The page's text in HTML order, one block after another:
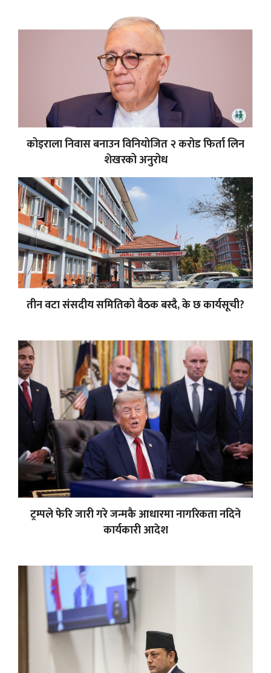
कोइराला निवास बनाउन विनियोजित २ करोड फिर्ता लिन
शेखरको अनुरोध
तीन वटा संसदीय समितिको बैठक बस्दै, के छ कार्यसूची?
ट्रम्पले फेरि जारी गरे जन्मकै आधारमा नागरिकता नदिने
कार्यकारी आदेश